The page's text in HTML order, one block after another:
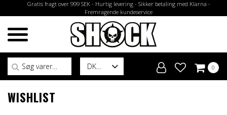
Gratis fragt over 999 SEK - Hurtig levering - Sikker betaling med Klarna -
Fremragende kundeservice
DK
Søg efter:
0
WISHLIST